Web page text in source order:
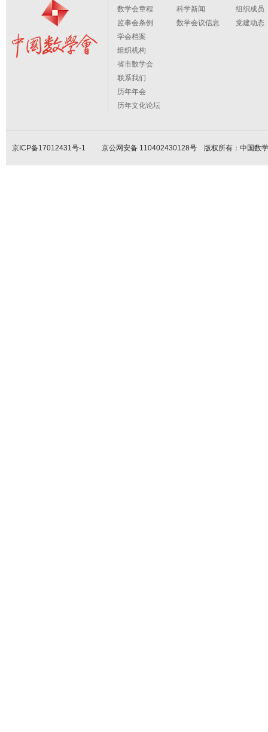
数学会章程
监事会条例
学会档案
组织机构
省市数学会
联系我们
历年年会
历年文化论坛
科学新闻
数学会议信息
组织成员
党建动态
京ICP备17012431号-1 京公网安备 110402430128号 版权所有：中国